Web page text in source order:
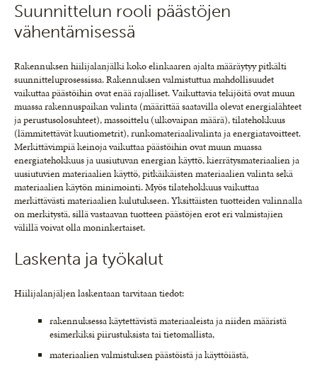
Suunnittelun rooli päästöjen
vähentämisessä
Rakennuksen hiilijalanjälki koko elinkaaren ajalta määräytyy pitkälti
suunnitteluprosessissa. Rakennuksen valmistuttua mahdollisuudet
vaikuttaa päästöihin ovat enää rajalliset. Vaikuttavia tekijöitä ovat muun
muassa rakennuspaikan valinta (määrittää saatavilla olevat energialähteet
ja perustusolosuhteet), massoittelu (ulkovaipan määrä), tilatehokkuus
(lämmitettävät kuutiometrit), runkomateriaalivalinta ja energiatavoitteet.
Merkittävimpiä keinoja vaikuttaa päästöihin ovat muun muassa
energiatehokkuus ja uusiutuvan energian käyttö, kierrätysmateriaalien ja
uusiutuvien materiaalien käyttö, pitkäikäisten materiaalien valinta sekä
materiaalien käytön minimointi. Myös tilatehokkuus vaikuttaa
merkittävästi materiaalien kulutukseen. Yksittäisten tuotteiden valinnalla
on merkitystä, sillä vastaavan tuotteen päästöjen erot eri valmistajien
välillä voivat olla moninkertaiset.
Laskenta ja työkalut
Hiilijalanjäljen laskentaan tarvitaan tiedot:
rakennuksessa käytettävistä materiaaleista ja niiden määristä
esimerkiksi piirustuksista tai tietomallista,
materiaalien valmistuksen päästöistä ja käyttöiästä,